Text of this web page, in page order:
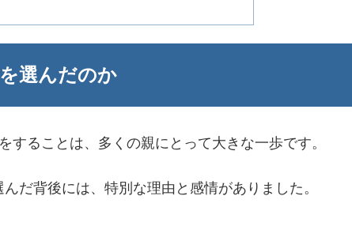
選んだのか
することは、多くの親にとって大きな一歩です。
だ背後には、特別な理由と感情がありました。